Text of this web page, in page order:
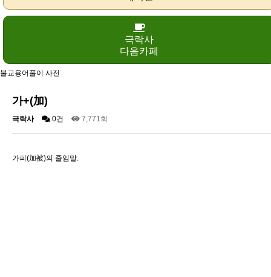
극락사
다음카페
불교용어풀이 사전
가+(加)
극락사 0건 7,771회
가피(加被)의 줄임말.